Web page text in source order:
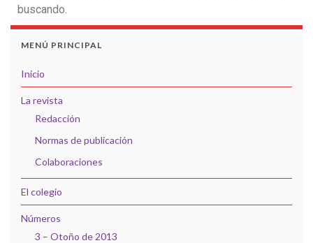
buscando.
MENÚ PRINCIPAL
Inicio
La revista
Redacción
Normas de publicación
Colaboraciones
El colegio
Números
3 – Otoño de 2013